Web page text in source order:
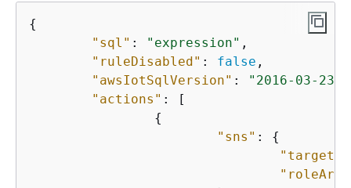
{
"sql" : "expression" ,
"ruleDisabled" : false ,
"awsIotSqlVersion" : "2016-03-23"
"actions" : [
{
"sns" : {
"roleArn"